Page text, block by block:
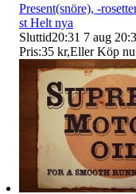
Present(snöre), -
st Helt nya
Sluttid20:31 7 aug
Pris:35 kr,Eller Köp nu